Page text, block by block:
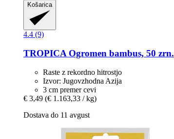
Košarica
4.4 (9)
TROPICA Ogromen bambus, 50 zrn.
Raste z rekordno hitrostjo
Izvor: Jugovzhodna Azija
3 cm premer cevi
€ 3,49 (€ 1.163,33 / kg)
Dostava do 11 avgust